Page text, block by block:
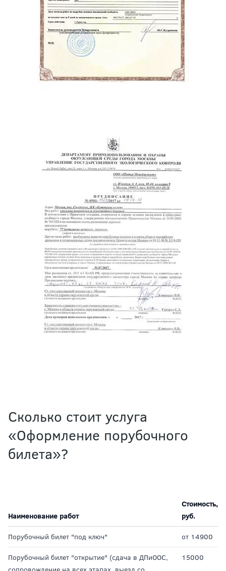
Сколько стоит услуга
«Оформление порубочного
билета»?
Наименование работ
Стоимость,
руб.
Порубочный билет "под ключ" от 14900
Порубочный билет "открытие" (сдача в ДПиООС,
15000